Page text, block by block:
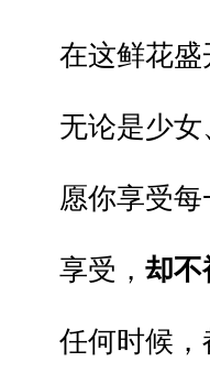
在这鲜花盛
无论是少女
愿你享受每
享受， 却不
任何时候，